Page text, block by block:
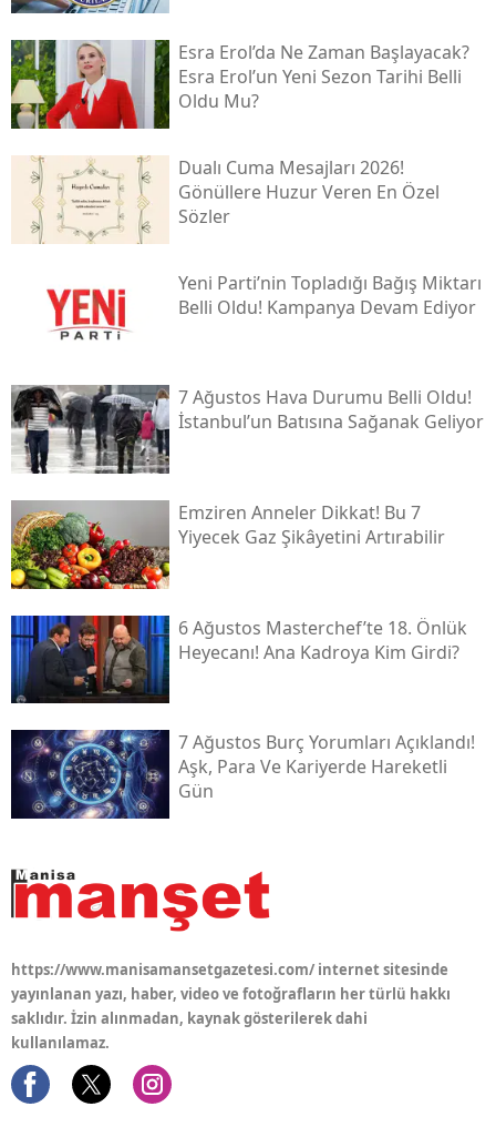
Esra Erol’da Ne Zaman Başlayacak?
Esra Erol’un Yeni Sezon Tarihi Belli
Oldu Mu?
Dualı Cuma Mesajları 2026!
Gönüllere Huzur Veren En Özel
Sözler
Yeni̇ Parti’nin Topladığı Bağış Miktarı
Belli Oldu! Kampanya Devam Ediyor
7 Ağustos Hava Durumu Belli Oldu!
İstanbul’un Batısına Sağanak Geliyor
Emziren Anneler Dikkat! Bu 7
Yiyecek Gaz Şikâyetini Artırabilir
6 Ağustos Masterchef’te 18. Önlük
Heyecanı! Ana Kadroya Kim Girdi?
7 Ağustos Burç Yorumları Açıklandı!
Aşk, Para Ve Kariyerde Hareketli
Gün
https://www.manisamansetgazetesi.com/ internet sitesinde
yayınlanan yazı, haber, video ve fotoğrafların her türlü hakkı
saklıdır. İzin alınmadan, kaynak gösterilerek dahi
kullanılamaz.